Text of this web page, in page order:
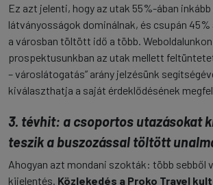
Ez azt jelenti, hogy az utak 55%-ában
látványosságok dominálnak, és csupán 45%
a városban töltött idő a több.
prospektusunkban az utak mellett
– városlátogatás” arány jelzésünk
kiválaszthatja a saját érdeklődésének
3. tévhit: a csoportos utazásokat
teszik a buszozással töltött
Ahogyan azt mondani szokták: több sebből
kijelentés. Közlekedés a Proko Travel